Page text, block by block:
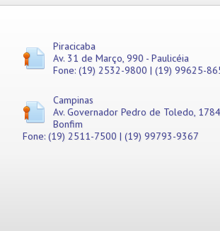
Piracicaba
Av. 31 de Março, 990 - Paulicéia
Fone: (19) 2532-9800 | (19) 99625-
Campinas
Av. Governador Pedro de Toledo,
Bonfim
Fone: (19) 2511-7500 | (19) 99793-9367